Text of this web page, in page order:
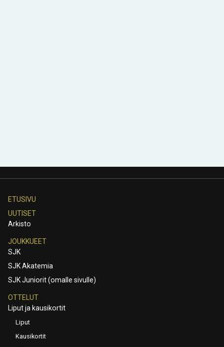
ETUSIVU
UUTISET
Arkisto
JOUKKUEET
SJK
SJK Akatemia
SJK Juniorit (omalle sivulle)
OTTELUT
Liput ja kausikortit
Liput
Kausikortit